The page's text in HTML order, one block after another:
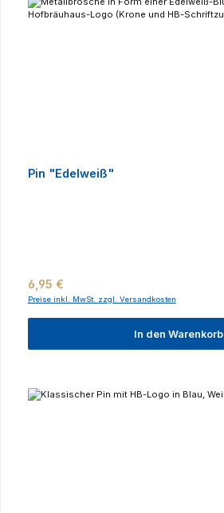
Pin "Edelweiß"
Regulärer Preis:
6,95 €
Preise inkl. MwSt. zzgl. Versandkosten
In den Warenkorb